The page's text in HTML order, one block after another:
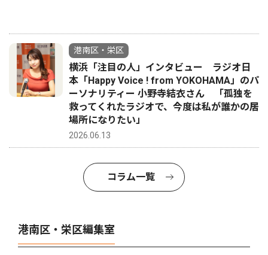
港南区・栄区
横浜「注目の人」インタビュー ラジオ日
本「Happy Voice ! from YOKOHAMA」のパ
ーソナリティー 小野寺結衣さん 「孤独を
救ってくれたラジオで、今度は私が誰かの居
場所になりたい」
2026.06.13
コラム一覧
港南区・栄区編集室